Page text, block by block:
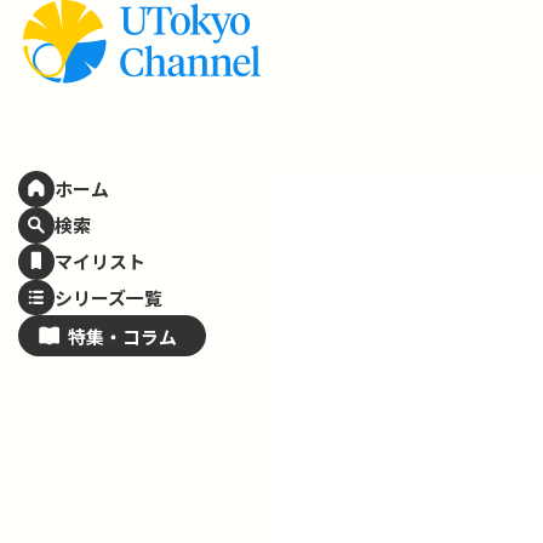
ホーム
検索
マイリスト
シリーズ一覧
特集・ コラム